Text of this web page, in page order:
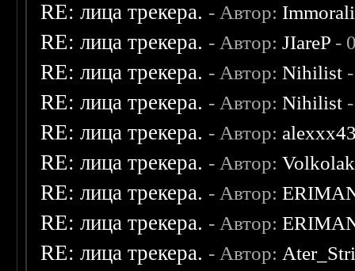
RE: лица трекера. - Автор:
RE: лица трекера. - Автор:JIareP -
RE: лица трекера. - Автор:Nihilist
RE: лица трекера. - Автор:Nihilist
RE: лица трекера. - Автор:
RE: лица трекера. - Автор:Volkolak
RE: лица трекера. - Автор:
RE: лица трекера. - Автор:
RE: лица трекера. - Автор: